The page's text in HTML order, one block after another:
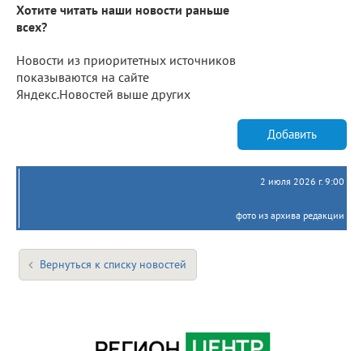
Хотите читать наши новости раньше
всех?
Новости из приоритетных источников
показываются на сайте
Яндекс.Новостей выше других
Добавить
2 июля 2026 г. 9:00
фото из архива редакции
Вернуться к списку новостей